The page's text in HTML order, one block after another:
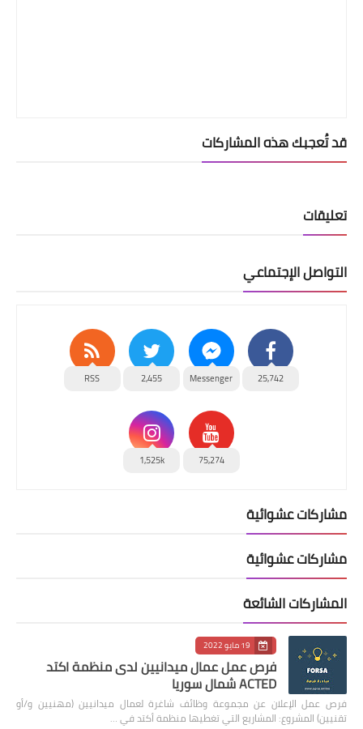
قد تُعجبك هذه المشاركات
تعليقات
التواصل الإجتماعي
25,742
Messenger
2,455
RSS
75,274
1,525k
مشاركات عشوائية
مشاركات عشوائية
المشاركات الشائعة
19 مايو 2022
فرص عمل عمال ميدانيين لدى منظمة اكتد
ACTED شمال سوريا
فرص عمل الإعلان عن مجموعة وظائف شاغرة لعمال ميدانيين (مهنيين و/أو
تقنيين) المشروع: المشاريع التي تغطيها منظمة أكتد في …